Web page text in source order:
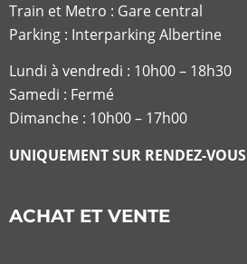
Train et Metro : Gare central
Parking : Interparking Albertine
Lundi à vendredi : 10h00 – 18h30
Samedi : Fermé
Dimanche : 10h00 – 17h00
UNIQUEMENT SUR RENDEZ-VOUS
ACHAT ET VENTE